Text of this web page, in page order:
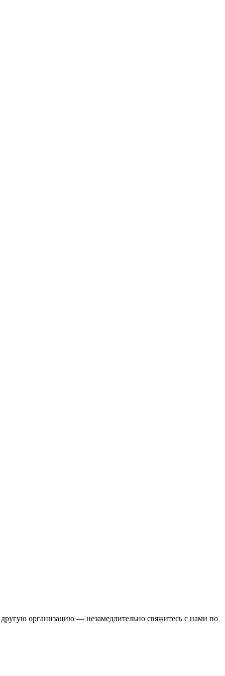
организацию — незамедлительно свяжитесь с нами по